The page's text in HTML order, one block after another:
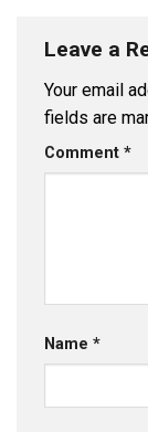
Leave a
Your email
fields are
Comment *
Name *